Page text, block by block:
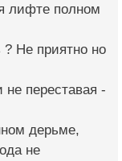
лифте полном
Не приятно но
не переставая -
дерьме,
не